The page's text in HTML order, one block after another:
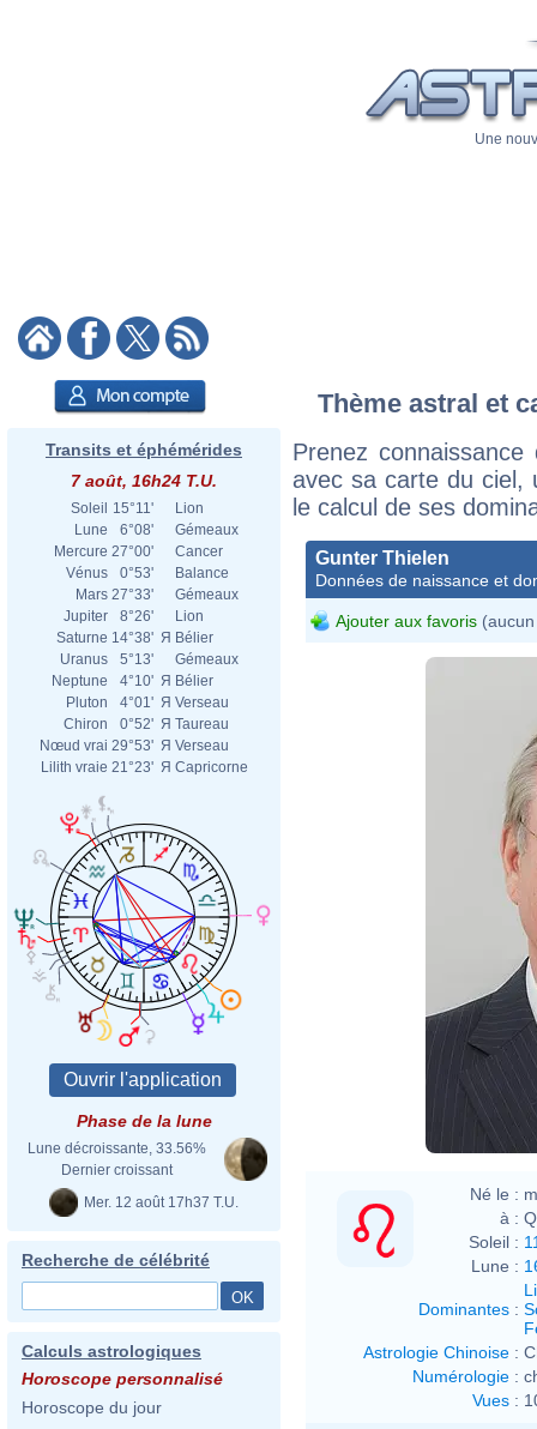
Une
Transits et éphémérides
7 août, 16h24 T.U.
Soleil 15°11'
Lion
Lune
6°08'
Gémeaux
Mercure 27°00'
Cancer
Vénus
0°53'
Balance
Mars 27°33'
Gémeaux
Jupiter
8°26'
Lion
Saturne 14°38' Я Bélier
Uranus
5°13'
Gémeaux
Neptune
4°10' Я Bélier
Pluton
4°01' Я Verseau
Chiron
0°52' Я Taureau
Nœud vrai 29°53' Я Verseau
Lilith vraie 21°23' Я Capricorne
Phase de la lune
Lune décroissante, 33.56%
Dernier croissant
Mer. 12 août 17h37 T.U.
Recherche de célébrité
Calculs astrologiques
Horoscope personnalisé
Horoscope du jour
Thème astral et
Prenez
avec sa carte du ciel,
le calcul de ses
Gunter Thielen
Données de naissance et
Ajouter aux favoris
Né le :
à :
Soleil :
Lune :
Dominantes :
Astrologie Chinoise :
Numérologie :
Vues :